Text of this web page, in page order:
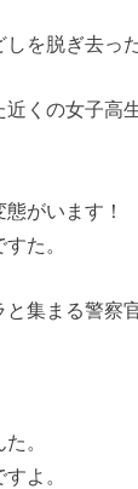
を脱ぎ去っ
くの女子高
がいます！
た。
集まる警察
。
よ。